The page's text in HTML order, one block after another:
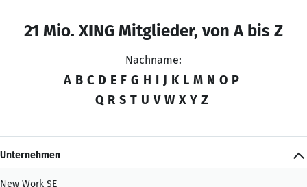
21 Mio. XING Mitglieder, von A bis Z
Nachname:
A B C D E F G H I J K L M N O P
Q R S T U V W X Y Z
Unternehmen
New Work SE